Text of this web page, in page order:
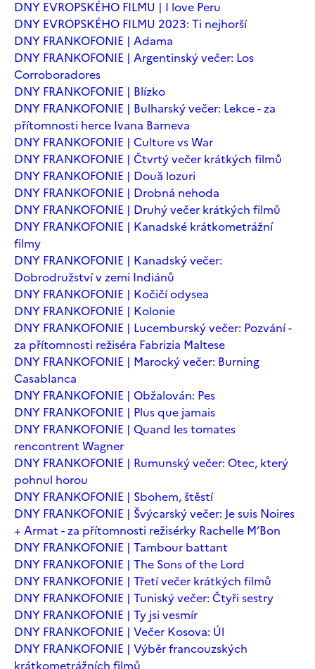
DNY EVROPSKÉHO FILMU | I love Peru
DNY EVROPSKÉHO FILMU 2023: Ti nejhorší
DNY FRANKOFONIE | Adama
DNY FRANKOFONIE | Argentinský večer: Los
Corroboradores
DNY FRANKOFONIE | Blízko
DNY FRANKOFONIE | Bulharský večer: Lekce - za
přítomnosti herce Ivana Barneva
DNY FRANKOFONIE | Culture vs War
DNY FRANKOFONIE | Čtvrtý večer krátkých filmů
DNY FRANKOFONIE | Două lozuri
DNY FRANKOFONIE | Drobná nehoda
DNY FRANKOFONIE | Druhý večer krátkých filmů
DNY FRANKOFONIE | Kanadské krátkometrážní
filmy
DNY FRANKOFONIE | Kanadský večer:
Dobrodružství v zemi Indiánů
DNY FRANKOFONIE | Kočičí odysea
DNY FRANKOFONIE | Kolonie
DNY FRANKOFONIE | Lucemburský večer: Pozvání -
za přítomnosti režiséra Fabrizia Maltese
DNY FRANKOFONIE | Marocký večer: Burning
Casablanca
DNY FRANKOFONIE | Obžalován: Pes
DNY FRANKOFONIE | Plus que jamais
DNY FRANKOFONIE | Quand les tomates
rencontrent Wagner
DNY FRANKOFONIE | Rumunský večer: Otec, který
pohnul horou
DNY FRANKOFONIE | Sbohem, štěstí
DNY FRANKOFONIE | Švýcarský večer: Je suis Noires
+ Armat - za přítomnosti režisérky Rachelle M’Bon
DNY FRANKOFONIE | Tambour battant
DNY FRANKOFONIE | The Sons of the Lord
DNY FRANKOFONIE | Třetí večer krátkých filmů
DNY FRANKOFONIE | Tuniský večer: Čtyři sestry
DNY FRANKOFONIE | Ty jsi vesmír
DNY FRANKOFONIE | Večer Kosova: Úl
DNY FRANKOFONIE | Výběr francouzských
krátkometrážních filmů